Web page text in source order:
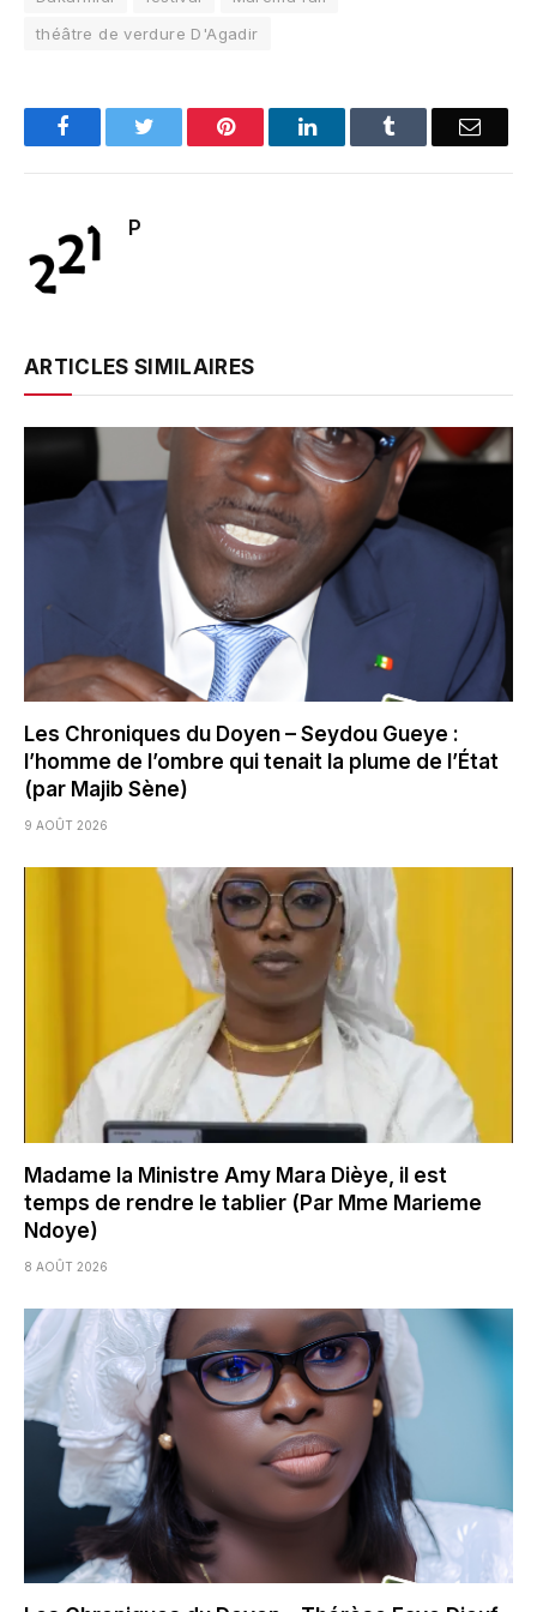
théâtre de verdure D'Agadir
FacebookTwitter Pinterest LinkedInTumblr Email
P
ARTICLES SIMILAIRES
Les Chroniques du Doyen – Seydou Gueye :
l’homme de l’ombre qui tenait la plume de l’État
(par Majib Sène)
9 AOÛT 2026
Madame la Ministre Amy Mara Dièye, il est
temps de rendre le tablier (Par Mme Marieme
Ndoye)
8 AOÛT 2026